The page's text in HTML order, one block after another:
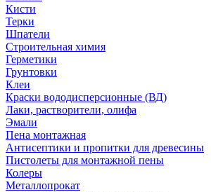
Кисти
Терки
Шпатели
Строительная химия
Герметики
Грунтовки
Клеи
Краски вододисперсионные (ВД)
Лаки, растворители, олифа
Эмали
Пена монтажная
Антисептики и пропитки для древесины
Пистолеты для монтажной пены
Колеры
Металлопрокат